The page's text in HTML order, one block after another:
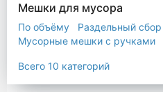
Мешки для мусора
По объёму Раздельный сбор
Мусорные мешки с ручками
Прозрачные мешки
Мешки строительные
Мешок
Всего 10 категорий